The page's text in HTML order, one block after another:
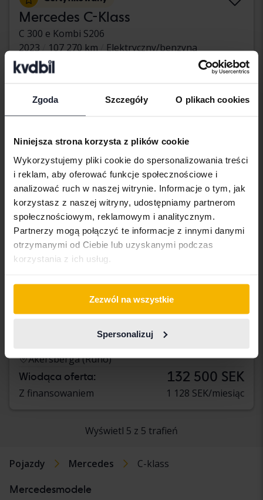
Zgoda Szczegóły O plikach cookies
Niniejsza strona korzysta z plików cookie
Wykorzystujemy pliki cookie do spersonalizowania treści
i reklam, aby oferować funkcje społecznościowe i
analizować ruch w naszej witrynie. Informacje o tym, jak
korzystasz z naszej witryny, udostępniamy partnerom
społecznościowym, reklamowym i analitycznym.
Partnerzy mogą połączyć te informacje z innymi danymi
otrzymanymi od Ciebie lub uzyskanymi podczas
korzystania z ich usług.
Zezwól na wszystkie
Spersonalizuj
Mercedes C-Klass
C 300 e Kombi S206
2023
107 270 km
Elektryczny/benzyna
Arboga
255 500 SEK
Z finansowaniem 2 177 SEK/miesiąc
poniedziałek
Obiekt do naprawy
Mercedes C-Klass
C 63 AMG S Cabriolet A205
Åkersberga (Runö)
Wiodąca oferta: 132 500 SEK
Z finansowaniem 1 128 SEK/miesiąc
Wyświetl 5 z 5 trafień
Pojazdy Mercedes C-klass
Mercedesmodele